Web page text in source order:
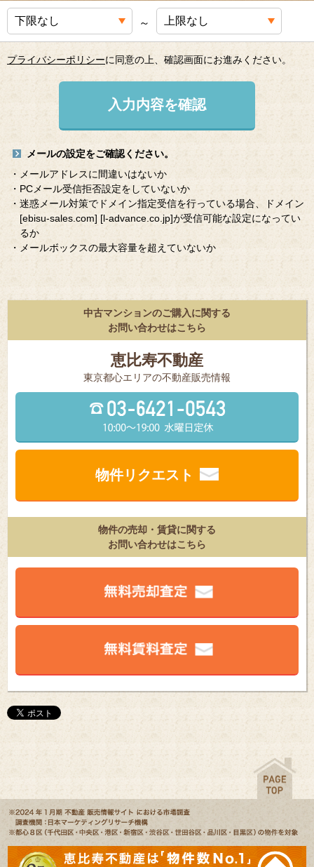
～
プライバシーポリシーに同意の上、確認画面にお進みください。
入力内容を確認
メールの設定をご確認ください。
・メールアドレスに間違いはないか
・PCメール受信拒否設定をしていないか
・迷惑メール対策でドメイン指定受信を行っている場合、ドメイン
[ebisu-sales.com] [l-advance.co.jp]が受信可能な設定になってい
るか
・メールボックスの最大容量を超えていないか
中古マンションのご購入に関する
お問い合わせはこちら
恵比寿不動産
東京都⼼エリアの不動産販売情報
物件リクエスト
物件の売却・賃貸に関する
お問い合わせはこちら